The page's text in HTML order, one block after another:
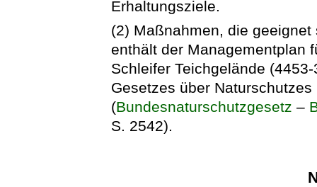
Erhaltungsziele.
(2) Maßnahmen, die
enthält der Managementplan
Schleifer Teichgelände
Gesetzes über
(Bundesnaturschutzgesetz –
S. 2542).